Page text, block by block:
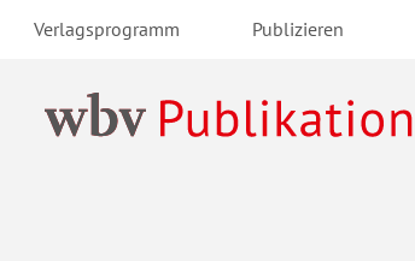
Verlagsprogramm Publizieren